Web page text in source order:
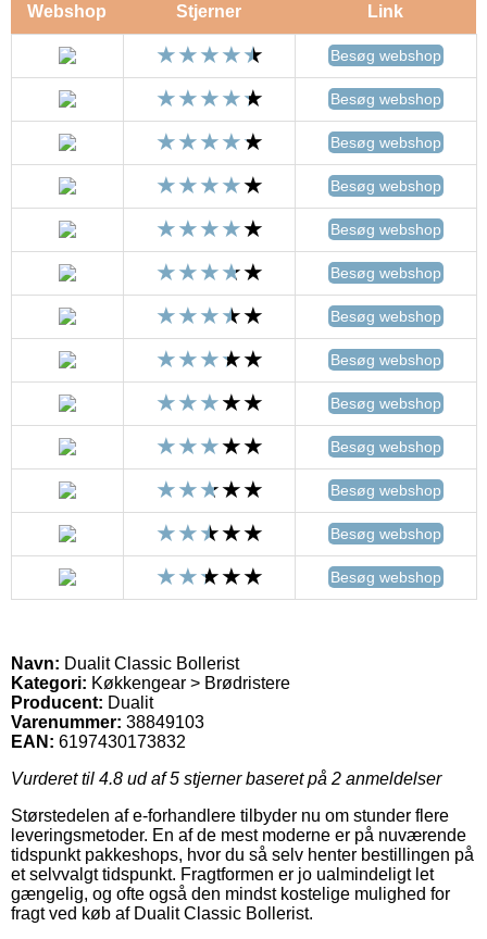
Webshop Stjerner Link
Besøg webshop
Besøg webshop
Besøg webshop
Besøg webshop
Besøg webshop
Besøg webshop
Besøg webshop
Besøg webshop
Besøg webshop
Besøg webshop
Besøg webshop
Besøg webshop
Besøg webshop
Navn: Dualit Classic Bollerist
Kategori: Køkkengear > Brødristere
Producent: Dualit
Varenummer: 38849103
EAN: 6197430173832
Vurderet til 4.8 ud af 5 stjerner baseret på 2 anmeldelser
Størstedelen af e-forhandlere tilbyder nu om stunder flere
leveringsmetoder. En af de mest moderne er på nuværende
tidspunkt pakkeshops, hvor du så selv henter bestillingen på
et selvvalgt tidspunkt. Fragtformen er jo ualmindeligt let
gængelig, og ofte også den mindst kostelige mulighed for
fragt ved køb af Dualit Classic Bollerist.